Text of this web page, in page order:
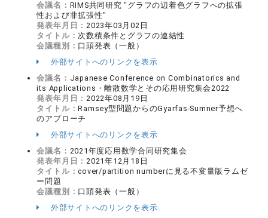
会議名： RIMS共同研究 "グラフの辺着色グラフへの拡張
性および非拡張性"
発表年月日： 2023年03月02日
タイトル：次数積条件とグラフの連結性
会議種別： 口頭発表（一般）
外部サイトへのリンクを表示
会議名： Japanese Conference on Combinatorics and
its Applications・離散数学とその応用研究集会2022
発表年月日： 2022年08月19日
タイトル：Ramsey型問題からのGyarfas-Sumner予想へ
のアプローチ
外部サイトへのリンクを表示
会議名： 2021年度応用数学合同研究集会
発表年月日： 2021年12月18日
タイトル：cover/partition numberに見る不変量版ラムゼ
ー問題
会議種別： 口頭発表（一般）
外部サイトへのリンクを表示